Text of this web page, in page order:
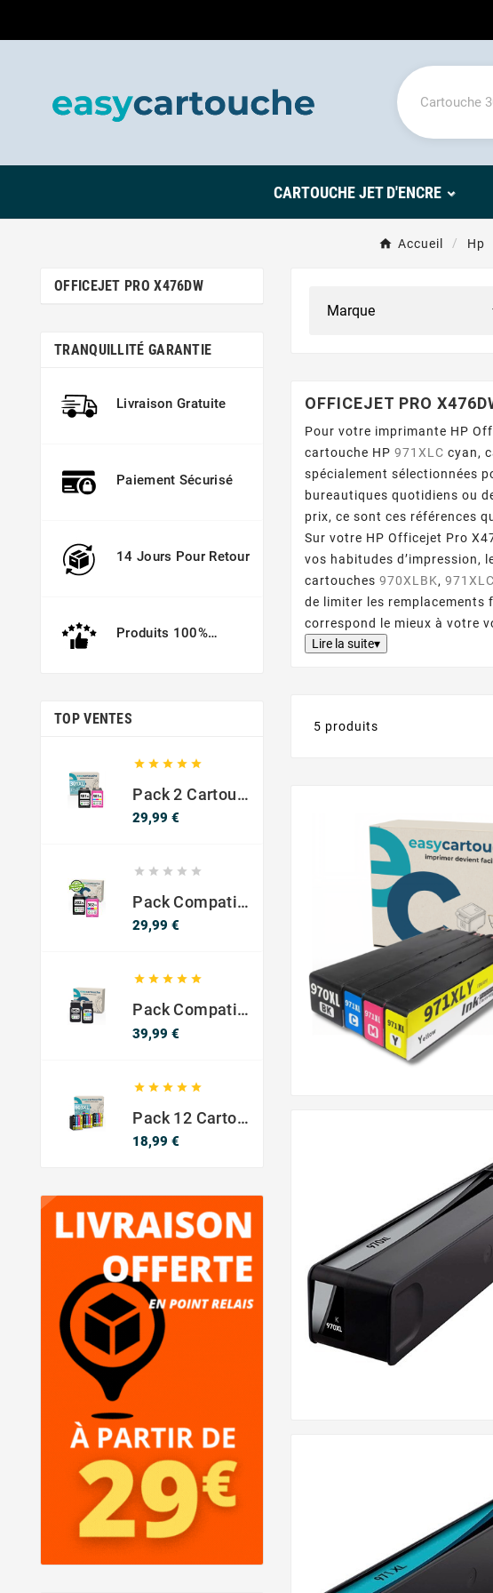
CARTOUCHE JET D'ENCRE
Accueil Hp
OFFICEJET PRO X476DW
TRANQUILLITÉ GARANTIE
Livraison Gratuite
Paiement Sécurisé
14 Jours Pour Retour
Produits 100%
TOP VENTES
    
Pack 2 Cartouches Compatible Avec HP 301 XL Noir Et Couleur
29,99 €
    
Pack Compatible Avec HP 302 XL Noir Et Couleur - SANS NIVEAU ENCRE
29,99 €
    
Pack Compatible Canon PG-540 XL / CL-541 XL – Noir & Couleur – Haute Capacité
39,99 €
    
Pack 12 Cartouches Compatible EPSON 603XL
18,99 €
OFFICEJET PRO
Pour votre imprimante HP
cartouche HP971XLC cyan,
spécialement sélectionnées
bureautiques quotidiens ou
prix, ce sont ces références
Sur votre HP Officejet Pro
vos habitudes d’impression,
cartouches970XLBK,971XLC
de limiter les remplacements
correspond le mieux à votre
Lire la suite▾
5 produits